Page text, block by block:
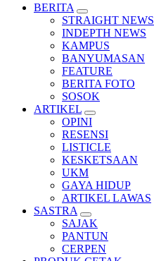
BERITA
STRAIGHT NEWS
INDEPTH NEWS
KAMPUS
BANYUMASAN
FEATURE
BERITA FOTO
SOSOK
ARTIKEL
OPINI
RESENSI
LISTICLE
KESKETSAAN
UKM
GAYA HIDUP
ARTIKEL LAWAS
SASTRA
SAJAK
PANTUN
CERPEN